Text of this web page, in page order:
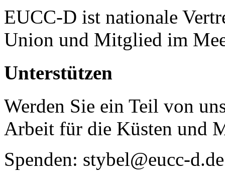
EUCC-D ist nationale
Union und Mitglied im
Unterstützen
Werden Sie ein Teil von
Arbeit für die Küsten und
Spenden: stybel@eucc-d.de